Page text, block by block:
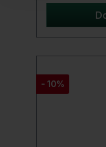
DatenLänge:
und
das
sich ideal für
- 10%